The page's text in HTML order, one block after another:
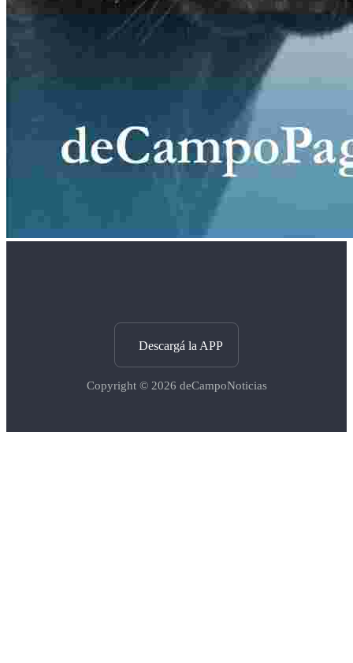
Descargá la APP
Copyright © 2026 deCampoNoticias